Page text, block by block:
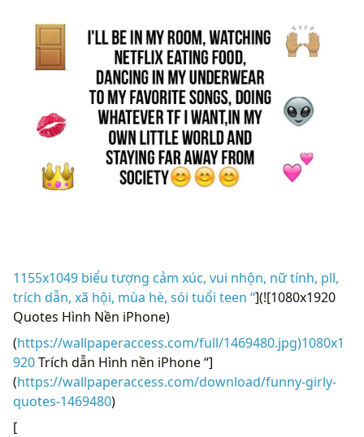
1155x1049 biểu tượng cảm xúc, vui nhộn, nữ tính, pll,
trích dẫn, xã hội, mùa hè, sói tuổi teen “](![1080x1920
Quotes Hình Nền iPhone)
(https://wallpaperaccess.com/full/1469480.jpg)1080x1
920Trích dẫn Hình nền iPhone “]
(https://wallpaperaccess.com/download/funny-girly-
quotes-1469480)
[